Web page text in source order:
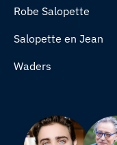
Robe Salopette
Salopette en Jean
Waders